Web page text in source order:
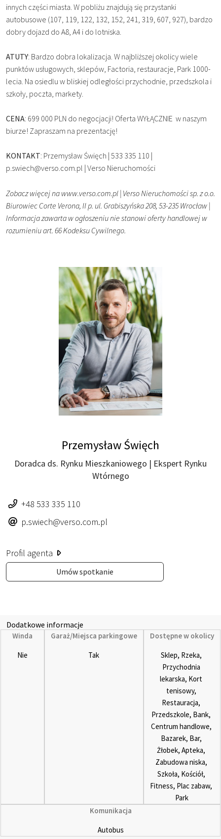
innych części miasta. W pobliżu znajdują się przystanki
autobusowe (107, 119, 122, 132, 152, 241, 319, 607, 927), bardzo
dobry dojazd do A8, A4 i do lotniska.
ATUTY: Bardzo dobra lokalizacja. W najbliższej okolicy wiele
punktów usługowych, sklepów, Factoria, restauracje, Park 1000-
lecia. Na osiedlu w bliskiej odległości przychodnie, przedszkola i
szkoły, poczta, markety.
CENA: 699 000 PLN do negocjacji! Oferta WYŁĄCZNIE w naszym
biurze! Zapraszam na prezentację!
KONTAKT: Przemysław Święch | 533 335 110 |
p.swiech@verso.com.pl | Verso Nieruchomości
Zobacz więcej na www.verso.com.pl | Verso Nieruchomości sp. z o.o.
Biurowiec Corte Verona, II p. ul. Grabiszyńska 208, 53-235 Wrocław |
Informacja zawarta w ogłoszeniu nie stanowi oferty handlowej w
rozumieniu art. 66 Kodeksu Cywilnego.
Przemysław Święch
Doradca ds. Rynku Mieszkaniowego | Ekspert Rynku
Wtórnego
+48 533 335 110
p.swiech@verso.com.pl
Profil agenta
Umów spotkanie
Dodatkowe informacje
Winda
Nie
Garaż/Miejsca parkingowe
Tak
Dostępne w okolicy
Sklep, Rzeka,
Przychodnia
lekarska, Kort
tenisowy,
Restauracja,
Przedszkole, Bank,
Centrum handlowe,
Bazarek, Bar,
Żłobek, Apteka,
Zabudowa niska,
Szkoła, Kościół,
Fitness, Plac zabaw,
Park
Komunikacja
Autobus